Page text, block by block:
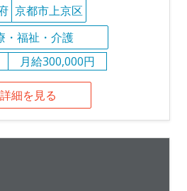
京都市上京区
・福祉・介護
月給300,000円
詳細を見る